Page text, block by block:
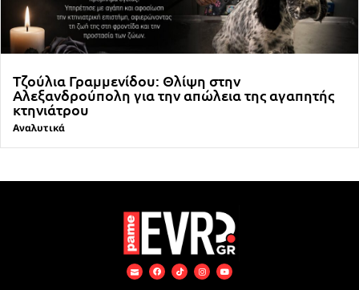
Τζούλια Γραμμενίδου: Θλίψη στην
Αλεξανδρούπολη για την απώλεια της αγαπητής
κτηνιάτρου
Αναλυτικά